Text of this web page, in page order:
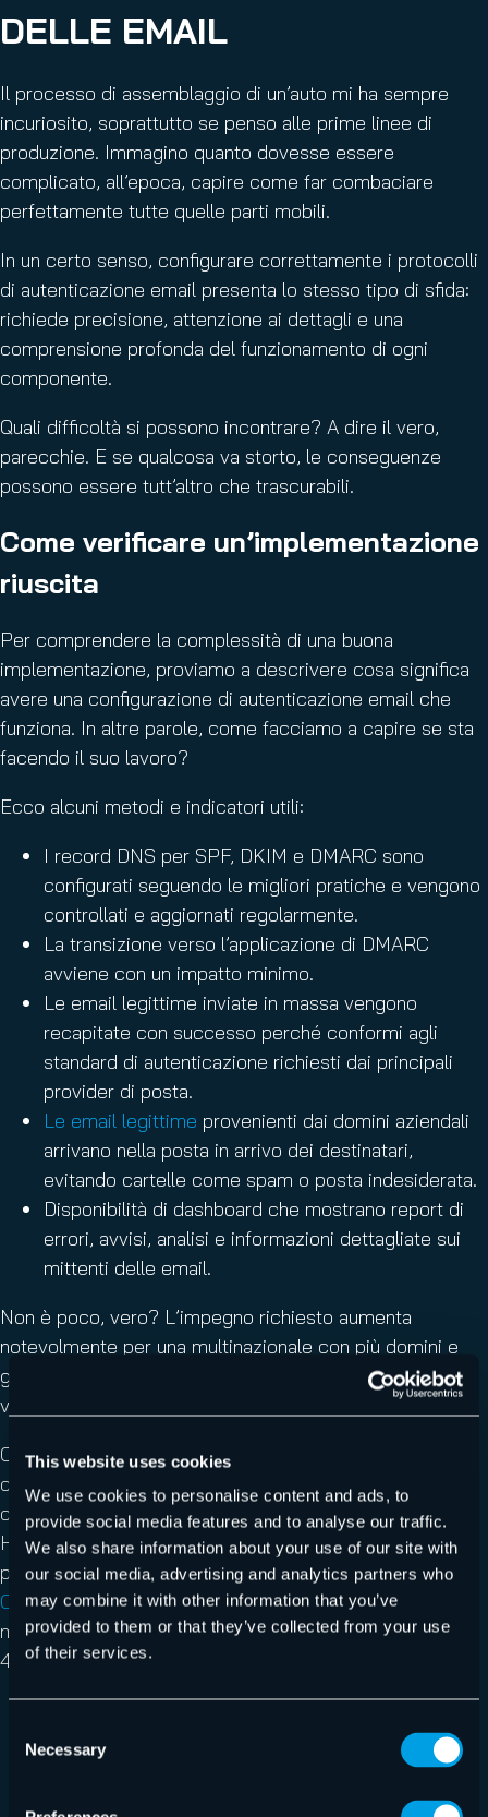
This website uses cookies
We use cookies to personalise content and ads, to
provide social media features and to analyse our traffic.
We also share information about your use of our site with
our social media, advertising and analytics partners who
may combine it with other information that you’ve
provided to them or that they’ve collected from your use
of their services.
Selection
Necessary
DELLE EMAIL
Il processo di assemblaggio di un’auto mi ha sempre
incuriosito, soprattutto se penso alle prime linee di
produzione. Immagino quanto dovesse essere
complicato, all’epoca, capire come far combaciare
perfettamente tutte quelle parti mobili.
In un certo senso, configurare correttamente i protocolli
di autenticazione email presenta lo stesso tipo di sfida:
richiede precisione, attenzione ai dettagli e una
comprensione profonda del funzionamento di ogni
componente.
Quali difficoltà si possono incontrare? A dire il vero,
parecchie. E se qualcosa va storto, le conseguenze
possono essere tutt’altro che trascurabili.
Come verificare un’implementazione
riuscita
Per comprendere la complessità di una buona
implementazione, proviamo a descrivere cosa significa
avere una configurazione di autenticazione email che
funziona. In altre parole, come facciamo a capire se sta
facendo il suo lavoro?
Ecco alcuni metodi e indicatori utili:
I record DNS per SPF, DKIM e DMARC sono
configurati seguendo le migliori pratiche e vengono
controllati e aggiornati regolarmente.
La transizione verso l’applicazione di DMARC
avviene con un impatto minimo.
Le email legittime inviate in massa vengono
recapitate con successo perché conformi agli
standard di autenticazione richiesti dai principali
provider di posta.
Le email legittime provenienti dai domini aziendali
arrivano nella posta in arrivo dei destinatari,
evitando cartelle come spam o posta indesiderata.
Disponibilità di dashboard che mostrano report di
errori, avvisi, analisi e informazioni dettagliate sui
mittenti delle email.
Non è poco, vero? L’impegno richiesto aumenta
notevolmente per una multinazionale con più domini e
giurisdizioni, dove la consegna efficace delle email è
vitale.
Ci sono poi altri rischi da considerare oltre alla semplice
consegna, ad esempio l’aumento delle email di phishing
che riescono a passare.Questo articolodi
Hornetsecurity entra nei dettagli, a volte anche
preoccupanti, di questa minaccia. Il recenteReport
Cybersecuritydi Hornetsecurity ha rilevato che, su 45
miliardi di email analizzate, il phishing rappresentava il
43,3% di tutte le email malevole.